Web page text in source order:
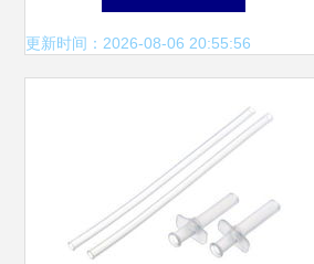
更新时间：2026-08-06 20:55:56